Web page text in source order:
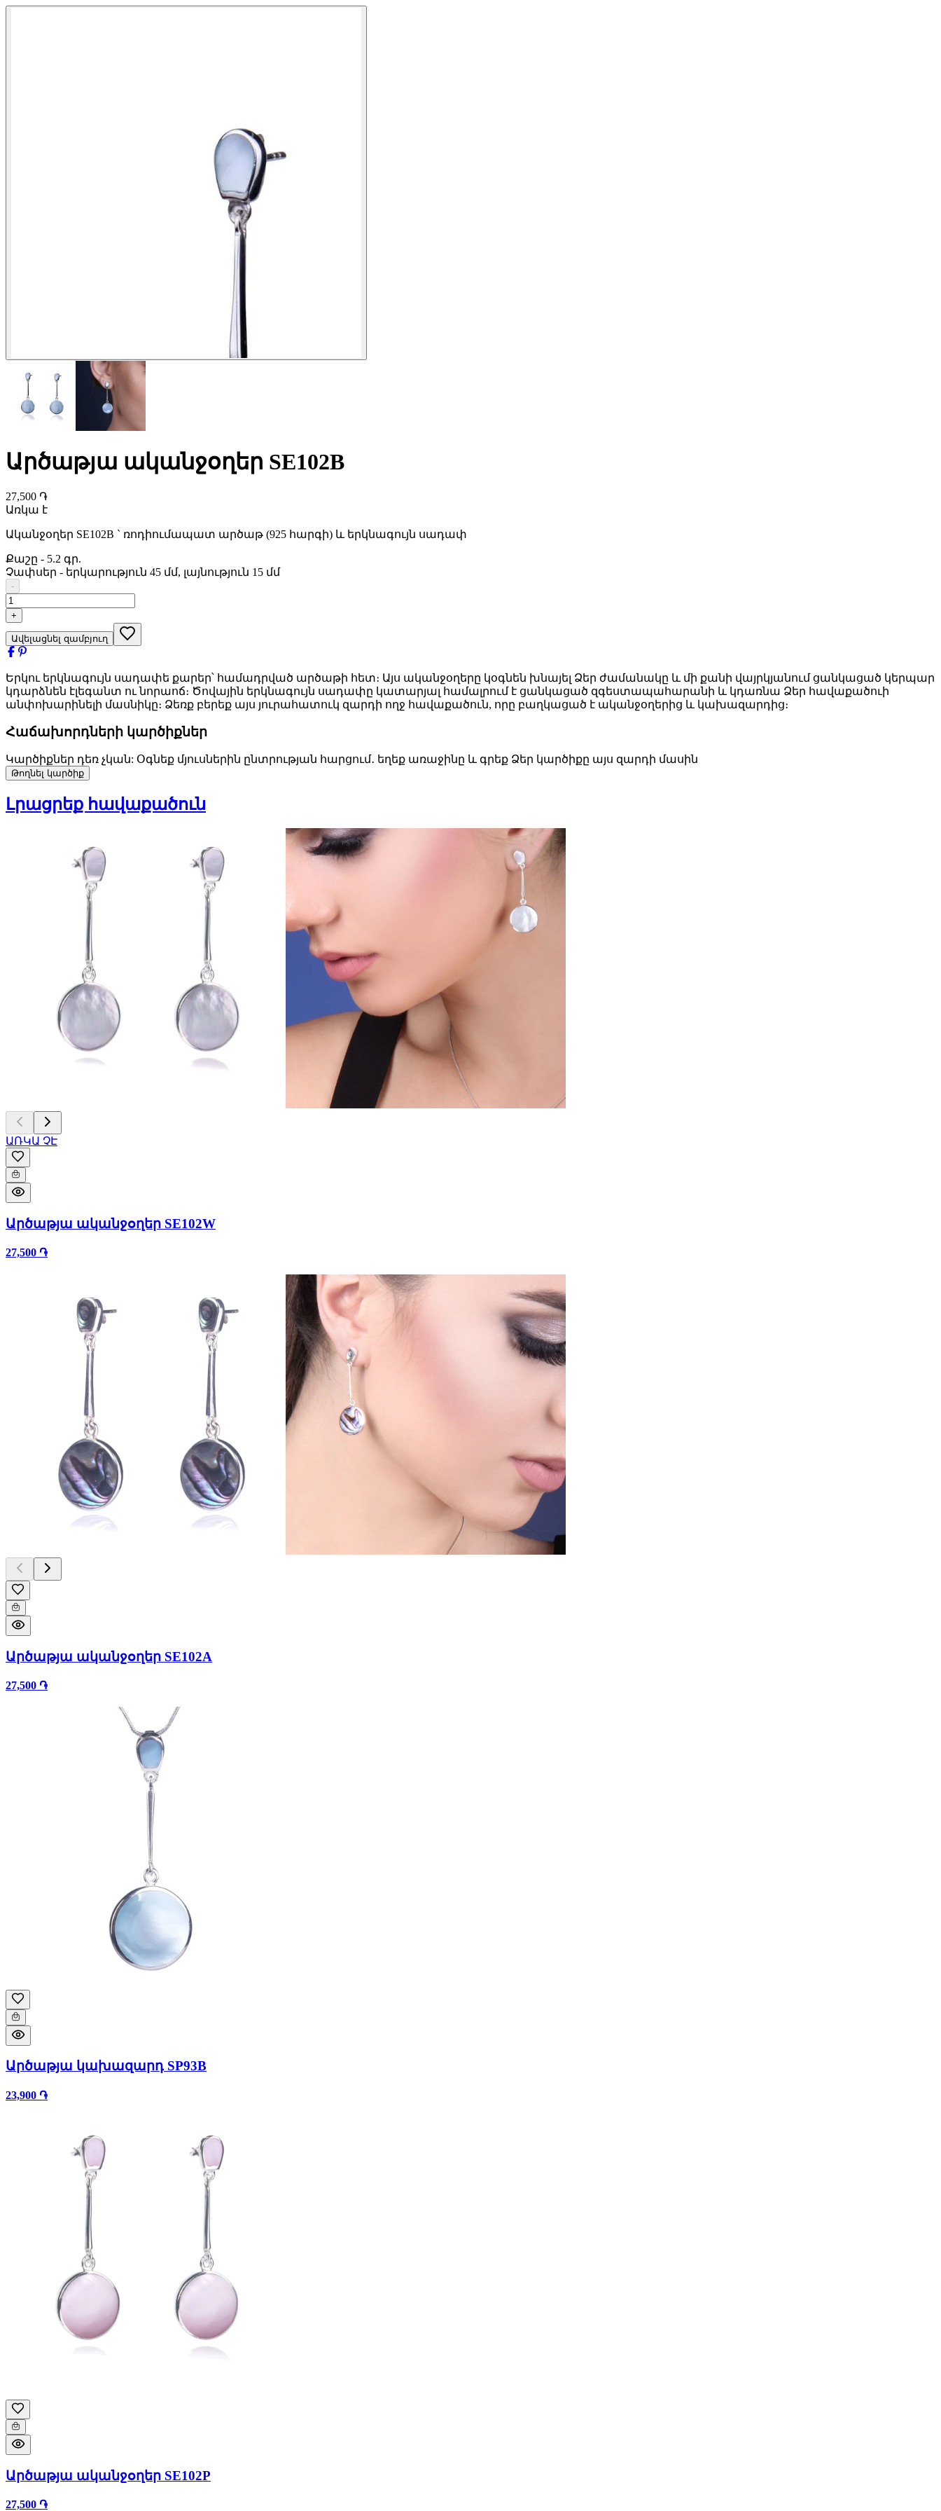
Արծաթյա ականջօղեր SE102B
27,500 ֏
Առկա է
Ականջօղեր SE102B ` ռոդիումապատ արծաթ (925 հարգի) և երկնագույն սադափ
Քաշը - 5.2 գր.
Չափսեր - երկարություն 45 մմ, լայնություն 15 մմ
-
+
Ավելացնել զամբյուղ
Երկու երկնագույն սադափե քարեր՝ համադրված արծաթի հետ։ Այս ականջօղերը կօգնեն խնայել Ձեր ժամանակը և մի քանի վայրկյանում ցանկացած կերպար
կդարձնեն էլեգանտ ու նորաոճ։ Ծովային երկնագույն սադափը կատարյալ համալրում է ցանկացած զգեստապահարանի և կդառնա Ձեր հավաքածուի
անփոխարինելի մասնիկը։ Ձեռք բերեք այս յուրահատուկ զարդի ողջ հավաքածուն, որը բաղկացած է ականջօղերից և կախազարդից։
Հաճախորդների կարծիքներ
Կարծիքներ դեռ չկան: Օգնեք մյուսներին ընտրության հարցում․ եղեք առաջինը և գրեք Ձեր կարծիքը այս զարդի մասին
Թողնել կարծիք
Լրացրեք հավաքածուն
ԱՌԿԱ ՉԷ
Արծաթյա ականջօղեր SE102W
27,500 ֏
Արծաթյա ականջօղեր SE102A
27,500 ֏
Արծաթյա կախազարդ SP93B
23,900 ֏
Արծաթյա ականջօղեր SE102P
27,500 ֏